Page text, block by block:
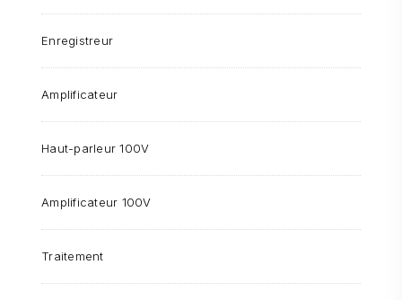
Enregistreur
Amplificateur
Haut-parleur 100V
Amplificateur 100V
Traitement